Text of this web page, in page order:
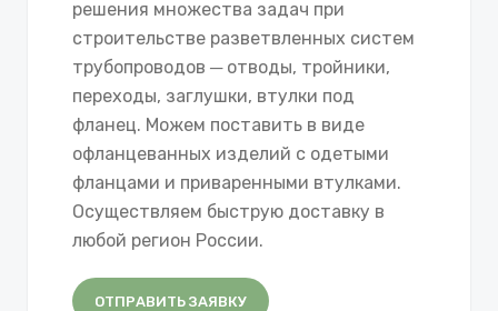
решения множества задач при
строительстве разветвленных систем
трубопроводов ─ отводы, тройники,
переходы, заглушки, втулки под
фланец. Можем поставить в виде
офланцеванных изделий с одетыми
фланцами и приваренными втулками.
Осуществляем быструю доставку в
любой регион России.
ОТПРАВИТЬ ЗАЯВКУ